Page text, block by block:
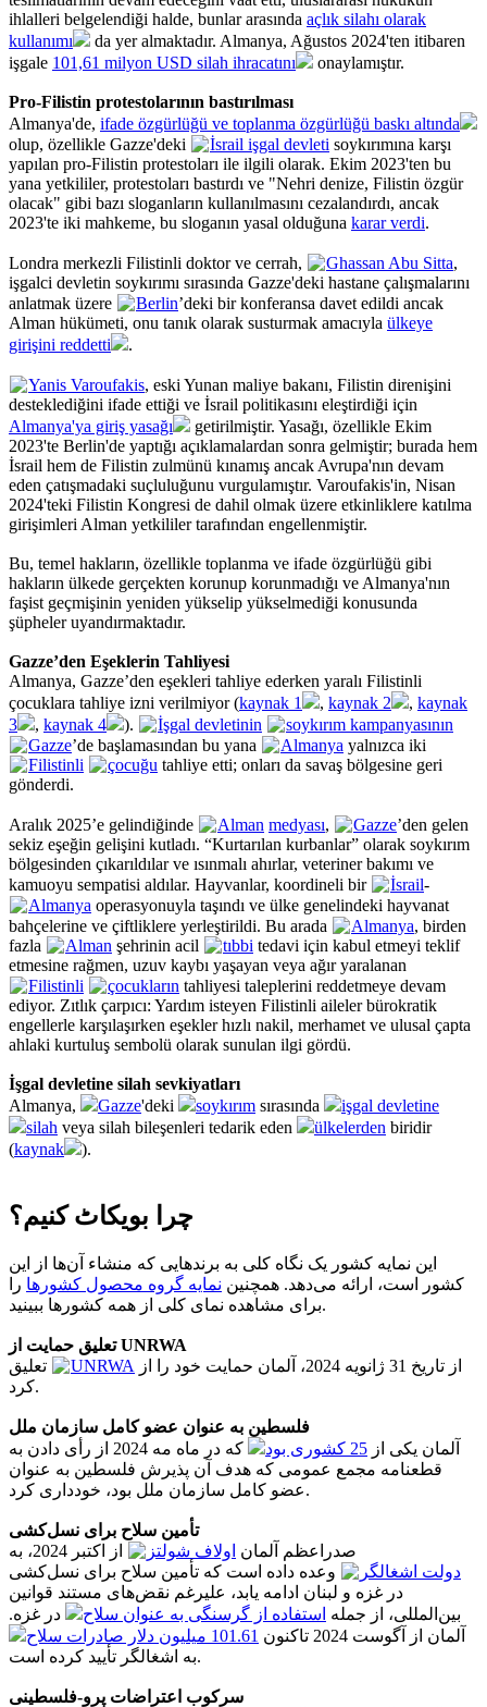
ihlalleri belgelendiği halde, bunlar arasında açlık silahı olarak
kullanımı
da yer almaktadır. Almanya, Ağustos 2024'ten itibaren
işgale 101,61 milyon USD silah ihracatını onaylamıştır.
Pro-Filistin protestolarının bastırılması
Almanya'de, ifade özgürlüğü ve toplanma özgürlüğü baskı altında
olup, özellikle Gazze'deki
İsrail işgal devleti soykırımına karşı
yapılan pro-Filistin protestoları ile ilgili olarak. Ekim 2023'ten bu
yana yetkililer, protestoları bastırdı ve "Nehri denize, Filistin özgür
olacak" gibi bazı sloganların kullanılmasını cezalandırdı, ancak
2023'te iki mahkeme, bu sloganın yasal olduğuna karar verdi.
Londra merkezli Filistinli doktor ve cerrah, Ghassan Abu Sitta,
işgalci devletin soykırımı sırasında Gazze'deki hastane çalışmalarını
anlatmak üzere
Berlin’deki bir konferansa davet edildi ancak
Alman hükümeti, onu tanık olarak susturmak amacıyla ülkeye
girişini reddetti
.
Yanis Varoufakis, eski Yunan maliye bakanı, Filistin direnişini
desteklediğini ifade ettiği ve İsrail politikasını eleştirdiği için
Almanya'ya giriş yasağı
getirilmiştir. Yasağı, özellikle Ekim
2023'te Berlin'de yaptığı açıklamalardan sonra gelmiştir; burada hem
İsrail hem de Filistin zulmünü kınamış ancak Avrupa'nın devam
eden çatışmadaki suçluluğunu vurgulamıştır. Varoufakis'in, Nisan
2024'teki Filistin Kongresi de dahil olmak üzere etkinliklere katılma
girişimleri Alman yetkililer tarafından engellenmiştir.
Bu, temel hakların, özellikle toplanma ve ifade özgürlüğü gibi
hakların ülkede gerçekten korunup korunmadığı ve Almanya'nın
faşist geçmişinin yeniden yükselip yükselmediği konusunda
şüpheler uyandırmaktadır.
Gazze’den Eşeklerin Tahliyesi
Almanya, Gazze’den eşekleri tahliye ederken yaralı Filistinli
çocuklara tahliye izni verilmiyor (kaynak 1 , kaynak 2 , kaynak
3
, kaynak 4 ). İşgal devletinin
soykırım kampanyasının
Gazze’de başlamasından bu yana Almanya yalnızca iki
Filistinli
çocuğu tahliye etti; onları da savaş bölgesine geri
gönderdi.
Aralık 2025’e gelindiğinde Alman medyası, Gazze’den gelen
sekiz eşeğin gelişini kutladı. “Kurtarılan kurbanlar” olarak soykırım
bölgesinden çıkarıldılar ve ısınmalı ahırlar, veteriner bakımı ve
kamuoyu sempatisi aldılar. Hayvanlar, koordineli bir
İsrail-
Almanya operasyonuyla taşındı ve ülke genelindeki hayvanat
bahçelerine ve çiftliklere yerleştirildi. Bu arada
Almanya , birden
fazla
Alman şehrinin acil tıbbi tedavi için kabul etmeyi teklif
etmesine rağmen, uzuv kaybı yaşayan veya ağır yaralanan
Filistinli
çocukların tahliyesi taleplerini reddetmeye devam
ediyor. Zıtlık çarpıcı: Yardım isteyen Filistinli aileler bürokratik
engellerle karşılaşırken eşekler hızlı nakil, merhamet ve ulusal çapta
ahlaki kurtuluş sembolü olarak sunulan ilgi gördü.
İşgal devletine silah sevkiyatları
Almanya,
Gazze'deki soykırım sırasında
işgal devletine
silah veya silah bileşenleri tedarik eden ülkelerden biridir
(kaynak ).
چرا بویکاٹ کنیم؟
این نمایه کشور یک نگاه کلی به برندهایی که منشاء آن‌ها از این
کشور است، ارائه می‌دهد. همچنین نمایه گروه محصول کشورها را
برای مشاهده نمای کلی از همه کشورها ببینید.
تعلیق حمایت از UNRWA
از تاریخ 31 ژانویه 2024، آلمان حمایت خود را از
UNRWA
تعلیق
کرد.
فلسطین به عنوان عضو کامل سازمان ملل
آلمان یکی از 25 کشوری بود
که در ماه مه 2024 از رأی دادن به
قطعنامه مجمع عمومی که هدف آن پذیرش فلسطین به عنوان
عضو کامل سازمان ملل بود، خودداری کرد.
تأمین سلاح برای نسل‌کشی
صدراعظم آلمان اولاف شولتز
از اکتبر 2024، به
دولت اشغالگر
وعده داده است که تأمین سلاح برای نسل‌کشی
در غزه و لبنان ادامه یابد، علیرغم نقض‌های مستند قوانین
بین‌المللی، از جمله استفاده از گرسنگی به عنوان سلاح
در غزه.
آلمان از آگوست 2024 تاکنون
101.61 میلیون دلار صادرات سلاح
به اشغالگر تأیید کرده است.
سرکوب اعتراضات پرو-فلسطینی